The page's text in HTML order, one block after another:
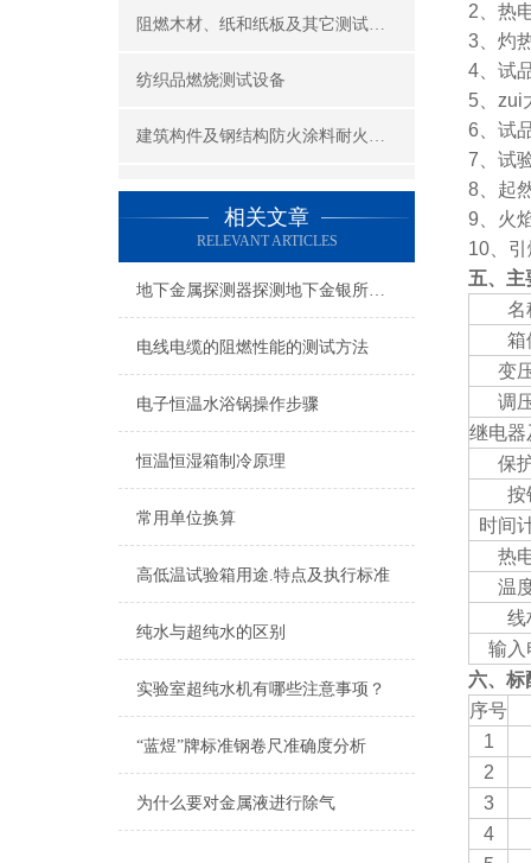
阻燃木材、纸和纸板及其它测试设备
纺织品燃烧测试设备
建筑构件及钢结构防火涂料耐火性能试验设备
公共场所阻燃制品及组件燃烧性能测试设备
建筑材料及制品燃烧性能测试设备
酒精喷灯燃烧试验仪
查看更多 >>
相关文章
RELEVANT ARTICLES
地下金属探测器探测地下金银所要注意的事项
电线电缆的阻燃性能的测试方法
电子恒温水浴锅操作步骤
恒温恒湿箱制冷原理
常用单位换算
高低温试验箱用途.特点及执行标准
纯水与超纯水的区别
实验室超纯水机有哪些注意事项？
“蓝煜”牌标准钢卷尺准确度分析
为什么要对金属液进行除气
2、热
3、灼
4、试
5、zui
6、试
7、试
8、起
9、火
10、
五、 主
名
箱
变
调
继电器
保
按
时间
热
温
线
输入
六、 标
序号
1
2
3
4